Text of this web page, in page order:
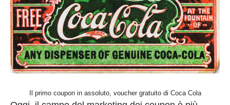
Il primo coupon in assoluto, voucher gratuito di Coca Cola